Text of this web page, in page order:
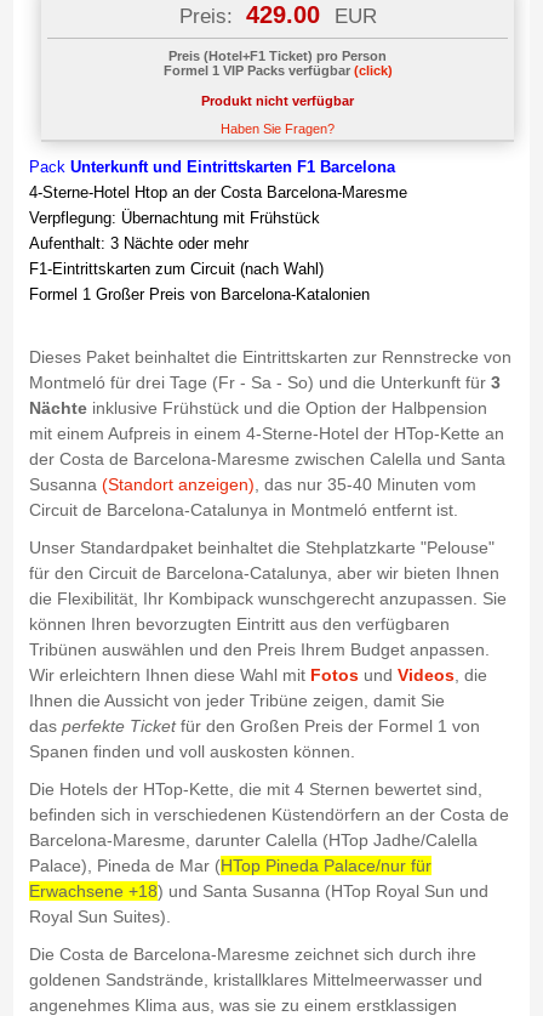
Preis: 429.00 EUR
Preis (Hotel+F1 Ticket) pro Person
Formel 1 VIP Packs verfügbar (click)
Produkt nicht verfügbar
Haben Sie Fragen?
Pack Unterkunft und Eintrittskarten F1 Barcelona
4-Sterne-Hotel Htop an der Costa Barcelona-Maresme
Verpflegung: Übernachtung mit Frühstück
Aufenthalt: 3 Nächte oder mehr
F1-Eintrittskarten zum Circuit (nach Wahl)
Formel 1 Großer Preis von Barcelona-Katalonien
Dieses Paket beinhaltet die Eintrittskarten zur Rennstrecke von
Montmeló für drei Tage (Fr - Sa - So) und die Unterkunft für 3
Nächteinklusive Frühstück und die Option der Halbpension
mit einem Aufpreis in einem 4-Sterne-Hotel der HTop-Kette an
der Costa de Barcelona-Maresme zwischen Calella und Santa
Susanna (Standort anzeigen) , das nur 35-40 Minuten vom
Circuit de Barcelona-Catalunya in Montmeló entfernt ist.
Unser Standardpaket beinhaltet die Stehplatzkarte "Pelouse"
für den Circuit de Barcelona-Catalunya, aber wir bieten Ihnen
die Flexibilität, Ihr Kombipack wunschgerecht anzupassen. Sie
können Ihren bevorzugten Eintritt aus den verfügbaren
Tribünen auswählen und den Preis Ihrem Budget anpassen.
Wir erleichtern Ihnen diese Wahl mit Fotosund Videos, die
Ihnen die Aussicht von jeder Tribüne zeigen, damit Sie
das perfekte Ticketfür den Großen Preis der Formel 1 von
Spanen finden und voll auskosten können.
Die Hotels der HTop-Kette, die mit 4 Sternen bewertet sind,
befinden sich in verschiedenen Küstendörfern an der Costa de
Barcelona-Maresme, darunter Calella (HTop Jadhe/Calella
Palace), Pineda de Mar (HTop Pineda Palace/nur für
Erwachsene +18) und Santa Susanna (HTop Royal Sun und
Royal Sun Suites).
Die Costa de Barcelona-Maresme zeichnet sich durch ihre
goldenen Sandstrände, kristallklares Mittelmeerwasser und
angenehmes Klima aus, was sie zu einem erstklassigen